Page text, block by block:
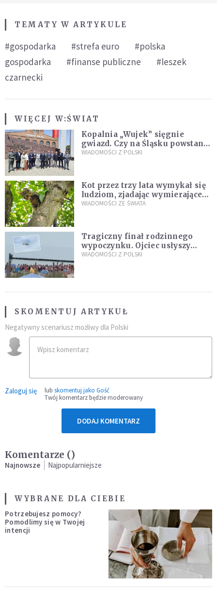
TEMATY W ARTYKULE
#gospodarka #strefa euro
#polska
gospodarka
#finanse publiczne
#leszek
czarnecki
WIĘCEJ W:ŚWIAT
Kopalnia „Wujek” sięgnie
gwiazd. Czy na Śląsku powstanie
„Dolina Krzemowa”?
WIADOMOŚCI Z POLSKI
Kot przez trzy lata wymykał się
ludziom, zjadając wymierające
kaczki. W końcu popełnił
WIADOMOŚCI ZE ŚWIATA
Tragiczny finał rodzinnego
wypoczynku. Ojciec usłyszy
zarzuty
WIADOMOŚCI Z POLSKI
SKOMENTUJ ARTYKUŁ
Negatywny scenariusz możliwy dla Polski
Zaloguj się lub skomentuj jako Gość
Twój komentarz będzie moderowany
DODAJ KOMENTARZ
Komentarze ()
Najnowsze Najpopularniejsze
WYBRANE DLA CIEBIE
Potrzebujesz pomocy?
Pomodlimy się w Twojej
intencji